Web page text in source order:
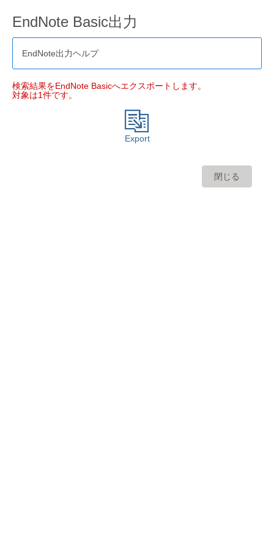
EndNote Basic出力
EndNote出力ヘルプ
検索結果をEndNote Basicへエクスポートします。
対象は1件です。
Export